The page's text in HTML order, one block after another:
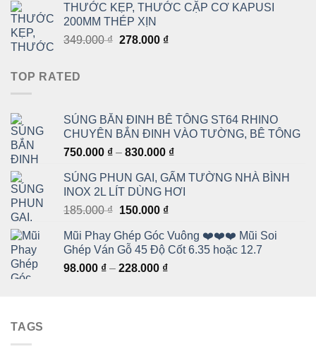
từ
đến
THƯỚC KẸP, THƯỚC CẶP CƠ KAPUSI
200MM THÉP XỊN
349.000₫ Giá
278.000 ₫Giá
TOP RATED
SÚNG BẮN ĐINH BÊ TÔNG ST64 RHINO
CHUYÊN BẮN ĐINH VÀO TƯỜNG, BÊ TÔNG
750.000 ₫ – 830.000 ₫Khoảng
từ
750.000 ₫
SÚNG PHUN GAI, GẤM TƯỜNG NHÀ BÌNH
INOX 2L LÍT DÙNG HƠI
185.000₫ Giá
là:
185.000 ₫.
150.000 ₫Giá
tại
là:
150.000 ₫.
Mũi Phay Ghép Góc Vuông ❤️❤️❤️ Mũi Soi
Ghép Ván Gỗ 45 Độ Cốt 6.35 hoặc 12.7
98.000 ₫ – 228.000 ₫Khoảng
TAGS